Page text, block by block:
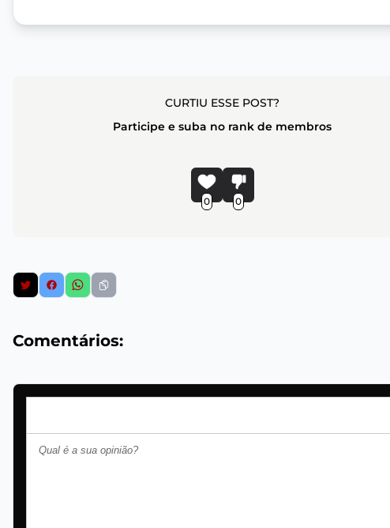
CURTIU ESSE POST?
Participe e suba no rank de membros
0 0
Comentários: